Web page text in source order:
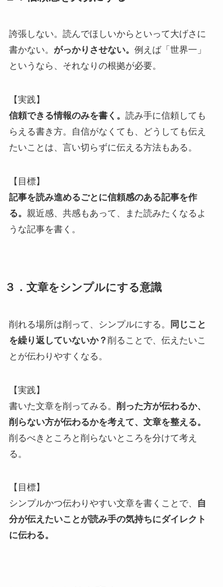
誇張しない。読んでほしいからといって大げさに
書かない。 がっかりさせない。 例えば「世界一」
というなら、それなりの根拠が必要。
【実践】
信頼できる情報のみを書く。 読み手に信頼しても
らえる書き方。自信がなくても、どうしても伝え
たいことは、言い切らずに伝える方法もある。
【目標】
記事を読み進めるごとに信頼感のある記事を作
る。 親近感、共感もあって、また読みたくなるよ
うな記事を書く。
３．文章をシンプルにする意識
削れる場所は削って、シンプルにする。
同じこと
を繰り返していないか？ 削ることで、伝えたいこ
とが伝わりやすくなる。
【実践】
書いた文章を削ってみる。 削った方が伝わるか、
削らない方が伝わるかを考えて、文章を整える。
削るべきところと削らないところを分けて考え
る。
【目標】
シンプルかつ伝わりやすい文章を書くことで、
自
分が伝えたいことが読み手の気持ちにダイレクト
に伝わる。